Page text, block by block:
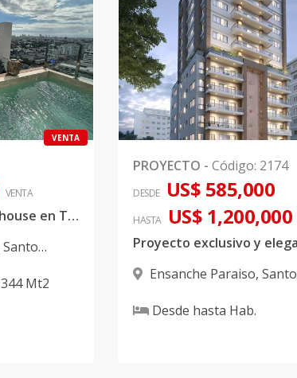
VENTA
VENTA
Impresionante penthouse en Torre de lujo en Ensanche Paraiso.
Santo
344 Mt2
PROYECTO - Código: 2174
DESDE US$ 585,000
HASTA US$ 1,200,000
Ensanche Paraiso, Santo
Desde hasta Hab.